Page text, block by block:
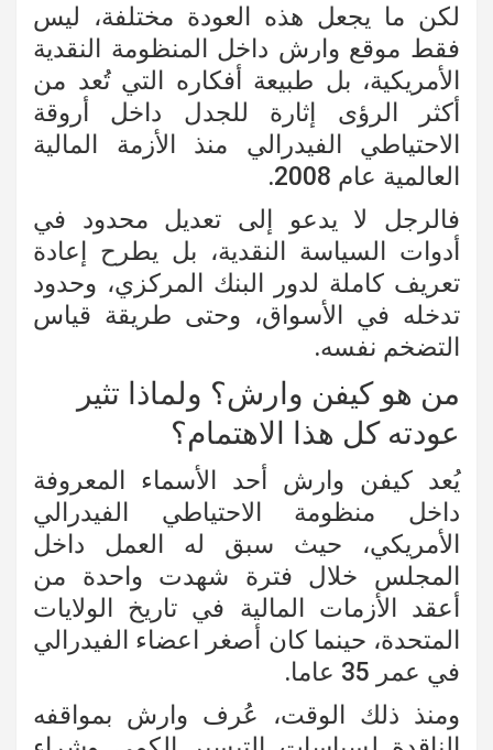
لكن ما يجعل هذه العودة مختلفة، ليس
فقط موقع وارش داخل المنظومة النقدية
الأمريكية، بل طبيعة أفكاره التي تُعد من
أكثر الرؤى إثارة للجدل داخل أروقة
الاحتياطي الفيدرالي منذ الأزمة المالية
العالمية عام 2008.
فالرجل لا يدعو إلى تعديل محدود في
أدوات السياسة النقدية، بل يطرح إعادة
تعريف كاملة لدور البنك المركزي، وحدود
تدخله في الأسواق، وحتى طريقة قياس
التضخم نفسه.
من هو كيفن وارش؟ ولماذا تثير
عودته كل هذا الاهتمام؟
يُعد كيفن وارش أحد الأسماء المعروفة
داخل منظومة الاحتياطي الفيدرالي
الأمريكي، حيث سبق له العمل داخل
المجلس خلال فترة شهدت واحدة من
أعقد الأزمات المالية في تاريخ الولايات
المتحدة، حينما كان أصغر اعضاء الفيدرالي
في عمر 35 عاما.
ومنذ ذلك الوقت، عُرف وارش بمواقفه